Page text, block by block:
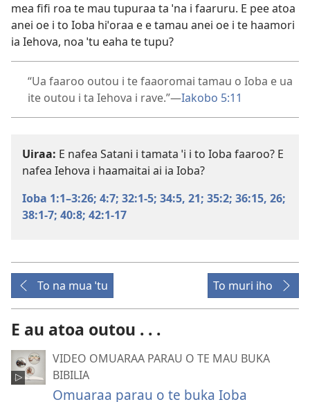
mea fifi roa te mau tupuraa ta ˈna i faaruru. E pee atoa
anei oe i to Ioba hiˈoraa e e tamau anei oe i te haamori
ia Iehova, noa ˈtu eaha te tupu?
“Ua faaroo outou i te faaoromai tamau o Ioba e ua
ite outou i ta Iehova i rave.”—Iakobo 5:11
Uiraa: E nafea Satani i tamata ˈi i to Ioba faaroo? E
nafea Iehova i haamaitai ai ia Ioba?
Ioba 1:1–3:26; 4:7; 32:1-5; 34:5, 21; 35:2; 36:15, 26;
38:1-7; 40:8; 42:1-17
To na mua ˈtu To muri iho
E au atoa outou . . .
VIDEO OMUARAA PARAU O TE MAU BUKA
BIBILIA
Omuaraa parau o te buka Ioba